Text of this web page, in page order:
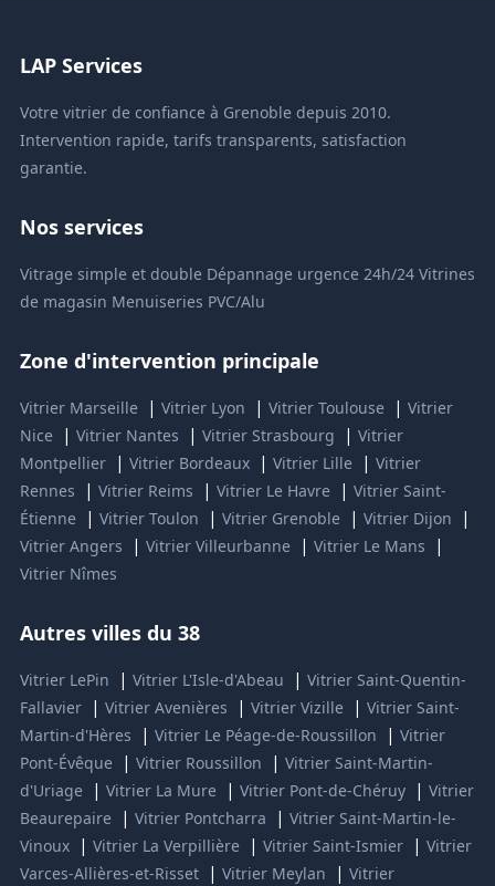
LAP Services
Votre vitrier de confiance à Grenoble depuis 2010.
Intervention rapide, tarifs transparents, satisfaction
garantie.
Nos services
Vitrage simple et double Dépannage urgence 24h/24 Vitrines
de magasin Menuiseries PVC/Alu
Zone d'intervention principale
Vitrier Marseille | Vitrier Lyon | Vitrier Toulouse | Vitrier
Nice
| Vitrier Nantes | Vitrier Strasbourg | Vitrier
Montpellier | Vitrier Bordeaux | Vitrier Lille | Vitrier
Rennes
| Vitrier Reims | Vitrier Le Havre | Vitrier Saint-
Étienne
| Vitrier Toulon | Vitrier Grenoble | Vitrier Dijon |
Vitrier Angers | Vitrier Villeurbanne | Vitrier Le Mans |
Vitrier Nîmes
Autres villes du 38
Vitrier LePin | Vitrier L'Isle-d'Abeau | Vitrier Saint-Quentin-
Fallavier | Vitrier Avenières | Vitrier Vizille | Vitrier Saint-
Martin-d'Hères
| Vitrier Le Péage-de-Roussillon | Vitrier
Pont-Évêque
| Vitrier Roussillon | Vitrier Saint-Martin-
d'Uriage
| Vitrier La Mure | Vitrier Pont-de-Chéruy | Vitrier
Beaurepaire
| Vitrier Pontcharra | Vitrier Saint-Martin-le-
Vinoux | Vitrier La Verpillière | Vitrier Saint-Ismier | Vitrier
Varces-Allières-et-Risset | Vitrier Meylan | Vitrier